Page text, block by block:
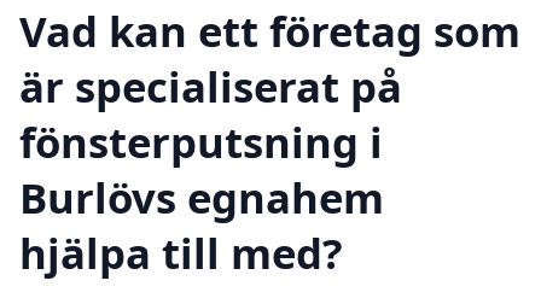
Vad kan ett företag som
är specialiserat på
fönsterputsning i
Burlövs egnahem
hjälpa till med?